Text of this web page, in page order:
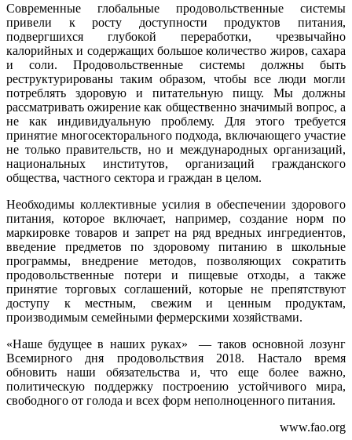
Современные глобальные продовольственные системы
привели к росту доступности продуктов питания,
подвергшихся глубокой переработки, чрезвычайно
калорийных и содержащих большое количество жиров, сахара
и соли. Продовольственные системы должны быть
реструктурированы таким образом, чтобы все люди могли
потреблять здоровую и питательную пищу. Мы должны
рассматривать ожирение как общественно значимый вопрос, а
не как индивидуальную проблему. Для этого требуется
принятие многосекторального подхода, включающего участие
не только правительств, но и международных организаций,
национальных институтов, организаций гражданского
общества, частного сектора и граждан в целом.
Необходимы коллективные усилия в обеспечении здорового
питания, которое включает, например, создание норм по
маркировке товаров и запрет на ряд вредных ингредиентов,
введение предметов по здоровому питанию в школьные
программы, внедрение методов, позволяющих сократить
продовольственные потери и пищевые отходы, а также
принятие торговых соглашений, которые не препятствуют
доступу к местным, свежим и ценным продуктам,
производимым семейными фермерскими хозяйствами.
«Наше будущее в наших руках» — таков основной лозунг
Всемирного дня продовольствия 2018. Настало время
обновить наши обязательства и, что еще более важно,
политическую поддержку построению устойчивого мира,
свободного от голода и всех форм неполноценного питания.
www.fao.org